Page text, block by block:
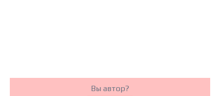
Вы автор?